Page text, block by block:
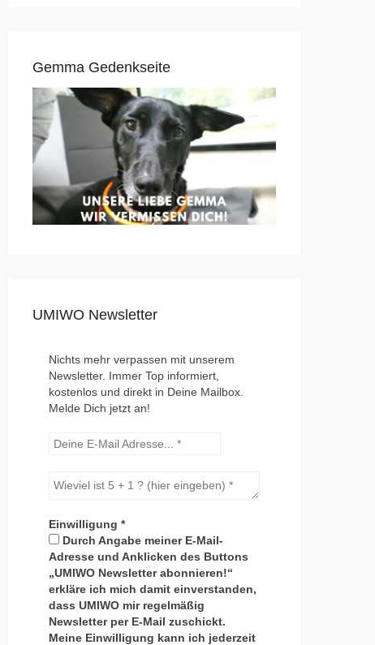
Gemma Gedenkseite
UMIWO Newsletter
Nichts mehr verpassen mit unserem
Newsletter. Immer Top informiert,
kostenlos und direkt in Deine Mailbox.
Melde Dich jetzt an!
Einwilligung *
Durch Angabe meiner E-Mail-
Adresse und Anklicken des Buttons
„UMIWO Newsletter abonnieren!“
erkläre ich mich damit einverstanden,
dass UMIWO mir regelmäßig
Newsletter per E-Mail zuschickt.
Meine Einwilligung kann ich jederzeit